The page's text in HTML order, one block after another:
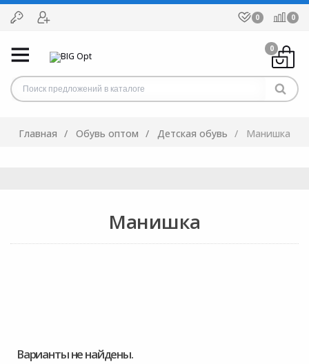
0 0
0
Главная Обувь оптом Детская обувь Манишка
Манишка
Варианты не найдены.